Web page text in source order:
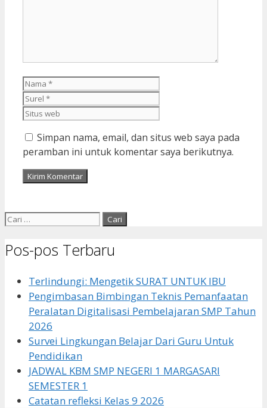
Nama
Simpan nama, email, dan situs web saya pada
peramban ini untuk komentar saya berikutnya.
Cari
Pos-pos Terbaru
Terlindungi: Mengetik SURAT UNTUK IBU
Pengimbasan Bimbingan Teknis Pemanfaatan
Peralatan Digitalisasi Pembelajaran SMP Tahun
2026
Survei Lingkungan Belajar Dari Guru Untuk
Pendidikan
JADWAL KBM SMP NEGERI 1 MARGASARI
SEMESTER 1
Catatan refleksi Kelas 9 2026